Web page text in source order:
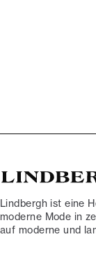
Lindbergh ist eine
moderne Mode in
auf moderne und